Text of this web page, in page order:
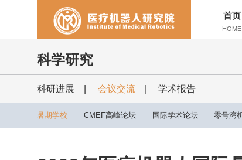
首页
HOME
科学研究
科研进展 会议交流 学术报告
暑期学校 CMEF高峰论坛 国际学术论坛 零号湾